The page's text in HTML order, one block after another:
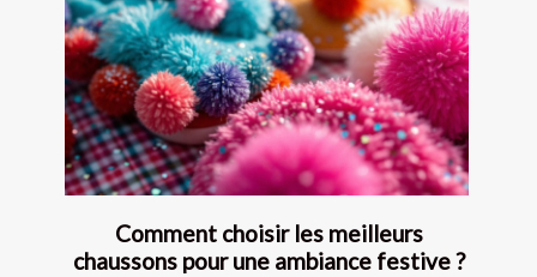
Comment choisir les meilleurs
chaussons pour une ambiance festive ?